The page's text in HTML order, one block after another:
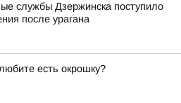
службы Дзержинска поступило
после урагана
есть окрошку?